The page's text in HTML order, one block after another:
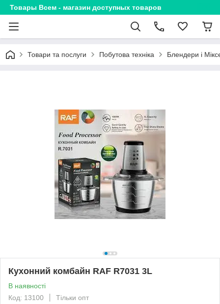
Товары Всем - магазин доступных товаров
Товари та послуги Побутова техніка Блендери і
Кухонний комбайн RAF R7031 3L
В наявності
Код: 13100
Тільки опт